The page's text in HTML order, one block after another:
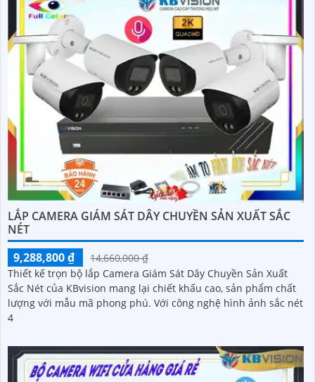
LẮP CAMERA GIÁM SÁT DÂY CHUYỀN SẢN XUẤT SẮC
NÉT
9,288,800 ₫
14,660,000 ₫
Thiết kế trọn bộ lắp Camera Giám Sát Dây Chuyền Sản Xuất
Sắc Nét của KBvision mang lại chiết khấu cao, sản phẩm chất
lượng với mẫu mã phong phú. Với công nghệ hình ảnh sắc nét
4